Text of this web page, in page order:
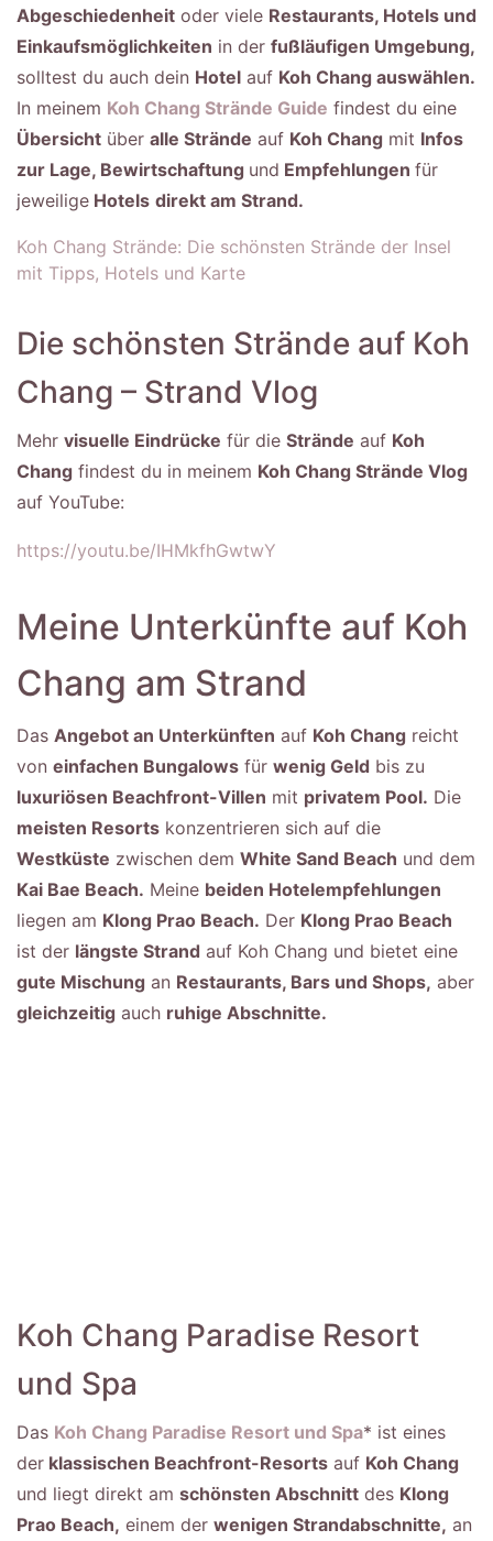
Abgeschiedenheit oder viele Restaurants, Hotels und
Einkaufsmöglichkeiten in der fußläufigen Umgebung,
solltest du auch dein Hotel auf Koh Chang auswählen.
In meinem Koh Chang Strände Guide findest du eine
Übersicht über alle Strände auf Koh Chang mit Infos
zur Lage, Bewirtschaftung und Empfehlungen für
jeweilige Hotels direkt am Strand.
Koh Chang Strände: Die schönsten Strände der Insel
mit Tipps, Hotels und Karte
Die schönsten Strände auf Koh
Chang – Strand Vlog
Mehr visuelle Eindrücke für die Strände auf Koh
Chang findest du in meinem Koh Chang Strände Vlog
auf YouTube:
https://youtu.be/IHMkfhGwtwY
Meine Unterkünfte auf Koh
Chang am Strand
Das Angebot an Unterkünften auf Koh Chang reicht
von einfachen Bungalows für wenig Geld bis zu
luxuriösen Beachfront-Villen mit privatem Pool. Die
meisten Resorts konzentrieren sich auf die
Westküste zwischen dem White Sand Beach und dem
Kai Bae Beach. Meine beiden Hotelempfehlungen
liegen am Klong Prao Beach. Der Klong Prao Beach
ist der längste Strand auf Koh Chang und bietet eine
gute Mischung an Restaurants, Bars und Shops, aber
gleichzeitig auch ruhige Abschnitte.
Koh Chang Paradise Resort
und Spa
Das Koh Chang Paradise Resort und Spa* ist eines
der klassischen Beachfront-Resorts auf Koh Chang
und liegt direkt am schönsten Abschnitt des Klong
Prao Beach, einem der wenigen Strandabschnitte, an